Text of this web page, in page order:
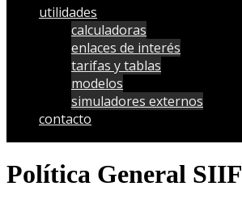
utilidades
calculadoras
enlaces de interés
tarifas y tablas
modelos
simuladores externos
contacto
Política General SIIF